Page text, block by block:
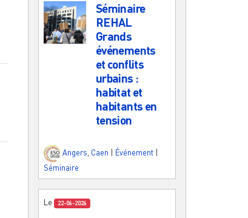
Séminaire
REHAL
Grands
événements
et conflits
urbains :
habitat et
habitants en
tension
Angers, Caen Événement
Séminaire
Le 22-06-2026